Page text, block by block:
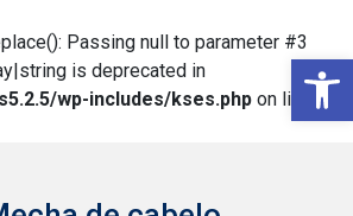
Passing null to parameter #3
is deprecated in
wp-includes/kses.php on line